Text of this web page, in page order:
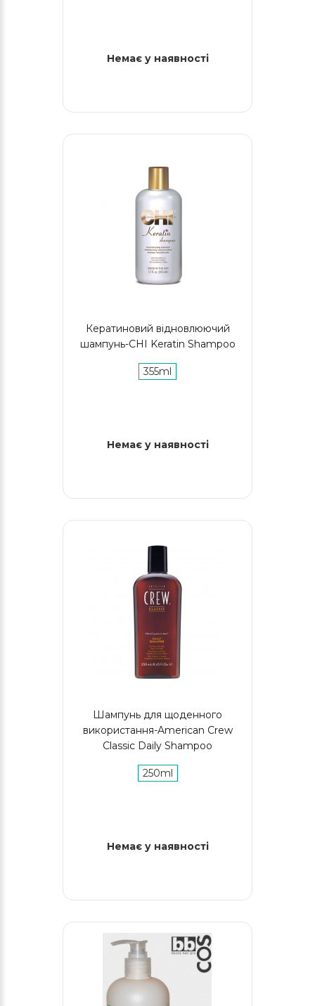
Немає у наявності
Кератиновий відновлюючий
шампунь-CHI Keratin Shampoo
355ml
Немає у наявності
Шампунь для щоденного
використання-American Crew
Classic Daily Shampoo
250ml
Немає у наявності